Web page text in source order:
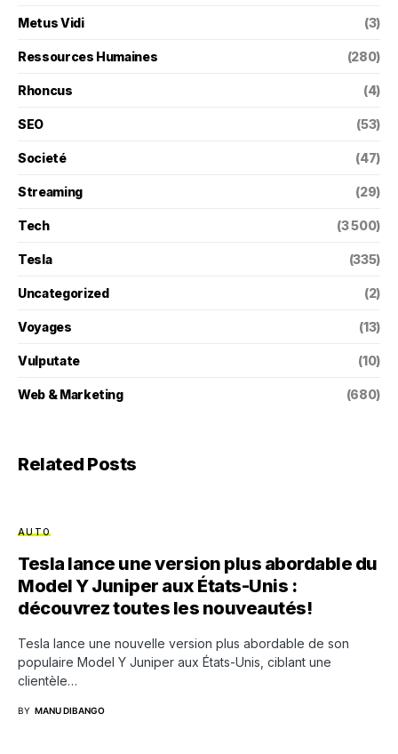
Metus Vidi (3)
Ressources Humaines (280)
Rhoncus (4)
SEO (53)
Societé (47)
Streaming (29)
Tech (3 500)
Tesla (335)
Uncategorized (2)
Voyages (13)
Vulputate (10)
Web & Marketing (680)
Related Posts
AUTO
Tesla lance une version plus abordable du
Model Y Juniper aux États-Unis :
découvrez toutes les nouveautés!
Tesla lance une nouvelle version plus abordable de son
populaire Model Y Juniper aux États-Unis, ciblant une
clientèle…
BY MANU DIBANGO